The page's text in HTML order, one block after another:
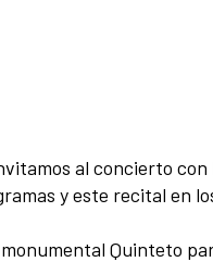
al concierto
y este recital en
Quinteto